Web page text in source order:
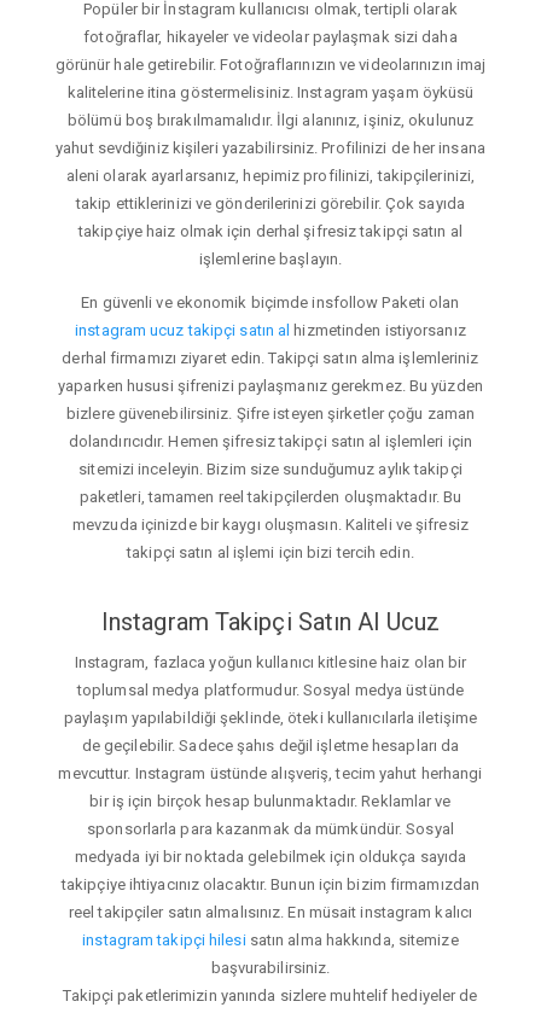
Popüler bir İnstagram kullanıcısı olmak, tertipli olarak
fotoğraflar, hikayeler ve videolar paylaşmak sizi daha
görünür hale getirebilir. Fotoğraflarınızın ve videolarınızın imaj
kalitelerine itina göstermelisiniz. Instagram yaşam öyküsü
bölümü boş bırakılmamalıdır. İlgi alanınız, işiniz, okulunuz
yahut sevdiğiniz kişileri yazabilirsiniz. Profilinizi de her insana
aleni olarak ayarlarsanız, hepimiz profilinizi, takipçilerinizi,
takip ettiklerinizi ve gönderilerinizi görebilir. Çok sayıda
takipçiye haiz olmak için derhal şifresiz takipçi satın al
işlemlerine başlayın.
En güvenli ve ekonomik biçimde insfollow Paketi olan
instagram ucuz takipçi satın al hizmetinden istiyorsanız
derhal firmamızı ziyaret edin. Takipçi satın alma işlemleriniz
yaparken hususi şifrenizi paylaşmanız gerekmez. Bu yüzden
bizlere güvenebilirsiniz. Şifre isteyen şirketler çoğu zaman
dolandırıcıdır. Hemen şifresiz takipçi satın al işlemleri için
sitemizi inceleyin. Bizim size sunduğumuz aylık takipçi
paketleri, tamamen reel takipçilerden oluşmaktadır. Bu
mevzuda içinizde bir kaygı oluşmasın. Kaliteli ve şifresiz
takipçi satın al işlemi için bizi tercih edin.
Instagram Takipçi Satın Al Ucuz
Instagram, fazlaca yoğun kullanıcı kitlesine haiz olan bir
toplumsal medya platformudur. Sosyal medya üstünde
paylaşım yapılabildiği şeklinde, öteki kullanıcılarla iletişime
de geçilebilir. Sadece şahıs değil işletme hesapları da
mevcuttur. Instagram üstünde alışveriş, tecim yahut herhangi
bir iş için birçok hesap bulunmaktadır. Reklamlar ve
sponsorlarla para kazanmak da mümkündür. Sosyal
medyada iyi bir noktada gelebilmek için oldukça sayıda
takipçiye ihtiyacınız olacaktır. Bunun için bizim firmamızdan
reel takipçiler satın almalısınız. En müsait instagram kalıcı
instagram takipçi hilesisatın alma hakkında, sitemize
başvurabilirsiniz.
Takipçi paketlerimizin yanında sizlere muhtelif hediyeler de